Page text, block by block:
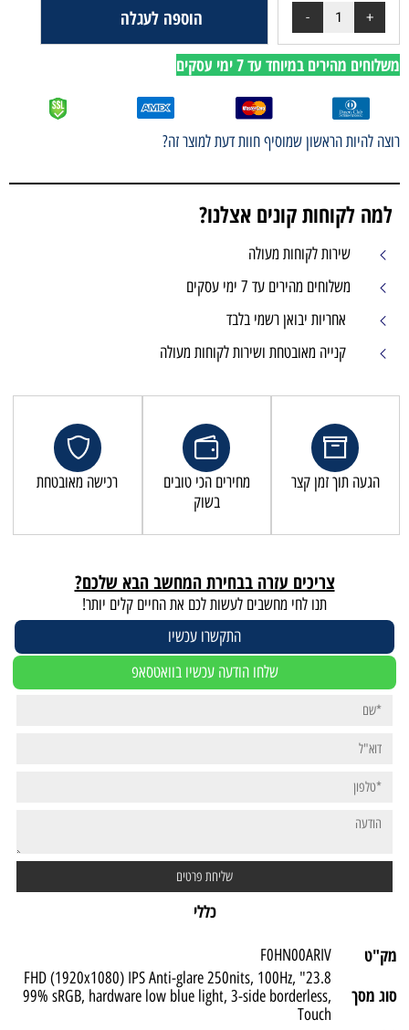
הוספה לעגלה
משלוחים מהירים במיוחד עד 7 ימי עסקים
רוצה להיות הראשון שמוסיף חוות דעת למוצר זה?
למה לקוחות קונים אצלנו?
שירות לקוחות מעולה
משלוחים מהירים עד 7 ימי עסקים
אחריות יבואן רשמי בלבד
קנייה מאובטחת ושירות לקוחות מעולה
הגעה תוך זמן קצר
מחירים הכי טובים
בשוק
רכישה מאובטחת
צריכים עזרה בבחירת המחשב הבא שלכם?
תנו לחי מחשבים לעשות לכם את החיים קלים יותר!
התקשרו עכשיו
שלחו הודעה עכשיו בוואטסאפ
כללי
מק"ט
F0HN00ARIV
סוג מסך
23.8" FHD (1920x1080) IPS Anti-glare 250nits, 100Hz,
99% sRGB, hardware low blue light, 3-side borderless,
Touch